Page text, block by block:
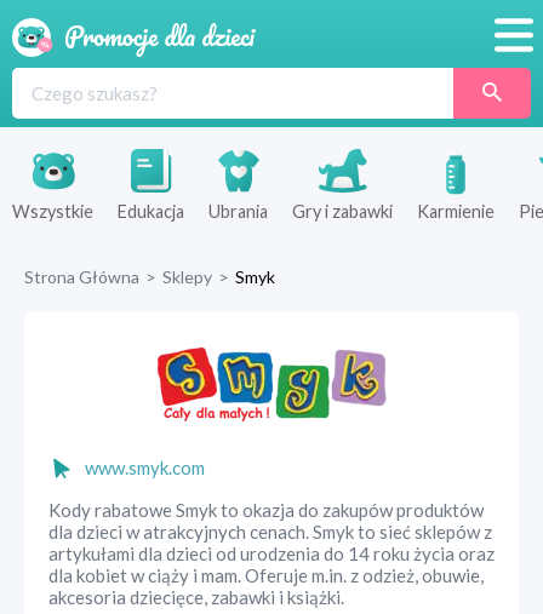
Produkty
Sklepy
Wszystkie Edukacja Ubrania Gry i zabawki Karmienie
Strona Główna > Sklepy > Smyk
www.smyk.com
Kody rabatowe Smyk to okazja do zakupów produktów
dla dzieci w atrakcyjnych cenach. Smyk to sieć sklepów z
artykułami dla dzieci od urodzenia do 14 roku życia oraz
dla kobiet w ciąży i mam. Oferuje m.in. z odzież, obuwie,
akcesoria dziecięce, zabawki i książki.